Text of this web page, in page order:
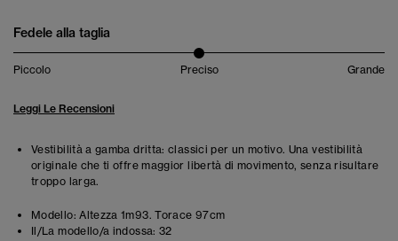
Fedele alla taglia
Piccolo Preciso Grande
Leggi Le Recensioni
Vestibilità a gamba dritta: classici per un motivo. Una vestibilità
originale che ti offre maggior libertà di movimento, senza risultare
troppo larga.
Modello: Altezza 1m93. Torace 97cm
Il/La modello/a indossa: 32